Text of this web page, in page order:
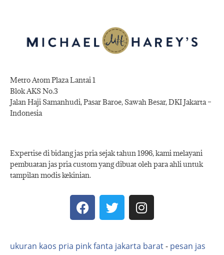
Metro Atom Plaza Lantai 1
Blok AKS No.3
Jalan Haji Samanhudi, Pasar Baroe, Sawah Besar, DKI Jakarta –
Indonesia
Expertise di bidang jas pria sejak tahun 1996, kami melayani
pembuatan jas pria custom yang dibuat oleh para ahli untuk
tampilan modis kekinian.
ukuran kaos pria pink fanta jakarta barat- pesan jas